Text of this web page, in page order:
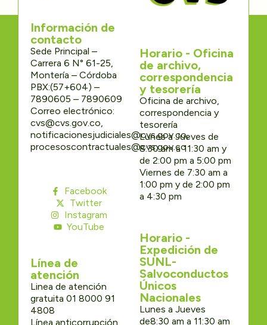
Información de
contacto
Sede Principal –
Carrera 6 N° 61-25,
Montería – Córdoba
PBX:(57+604) –
7890605 – 7890609
Correo electrónico:
cvs@cvs.gov.co,
notificacionesjudiciales@cvs.gov.co,
procesoscontractuales@cvs.gov.co
Facebook
Twitter
Instagram
YouTube
Línea de
atención
Linea de atención
gratuita 01 8000 91
4808
Línea anticorrupción
Horario - Oficina
de archivo,
correspondencia
y tesorería
Oficina de archivo,
correspondencia y
tesorería
Lunes a Jueves de
8:30 am a 11:30 am y
de 2:00 pm a 5:00 pm
Viernes de 7:30 am a
1:00 pm y de 2:00 pm
a 4:30 pm
Horario -
Expedición de
SUNL-
Salvoconductos
Únicos
Nacionales
Lunes a Jueves
de8:30 am a 11:30 am